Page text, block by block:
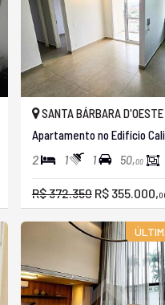
SANTA BÁRBARA
2 1 1 50,00
R$ 372.350 R$ 355.000,